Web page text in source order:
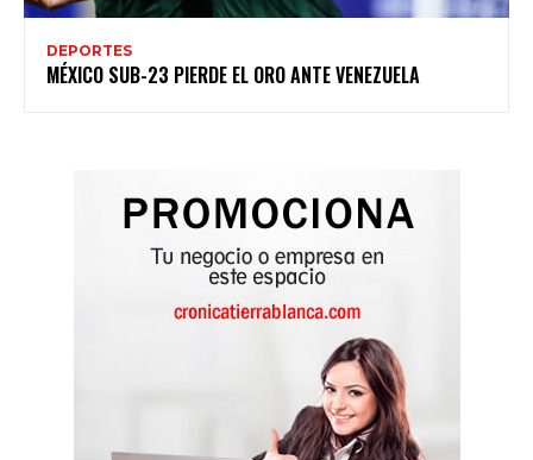
DEPORTES
MÉXICO SUB-23 PIERDE EL ORO ANTE VENEZUELA